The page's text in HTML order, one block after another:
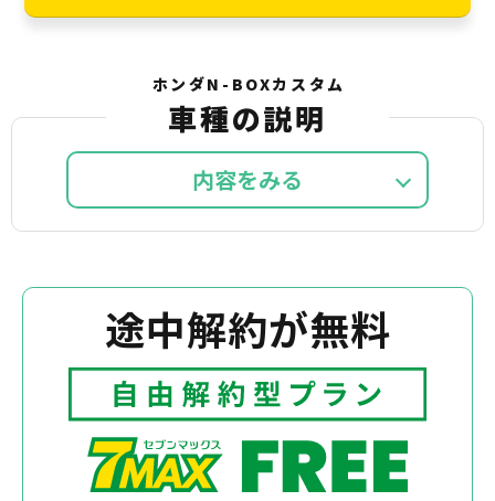
ホンダN-BOXカスタム
車種の説明
内容を
途中解約が無料